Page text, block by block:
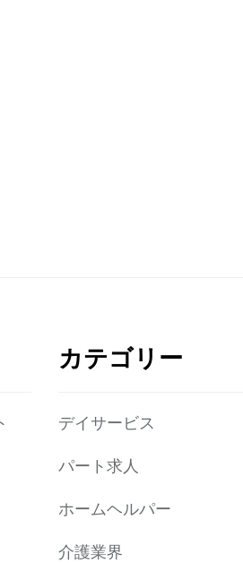
カテゴリー
デイサービス
パート求人
ホームヘルパー
介護業界